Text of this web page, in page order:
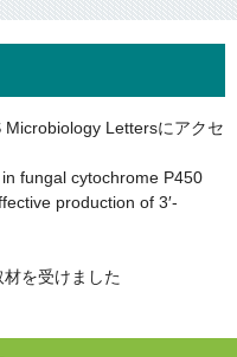
Lettersにアクセ
fungal cytochrome P450
production of 3′-
を受けました